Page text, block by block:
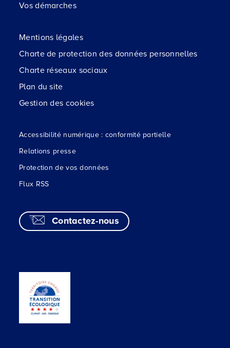
Vos démarches
Mentions légales
Charte de protection des données personnelles
Charte réseaux sociaux
Plan du site
Gestion des cookies
Accessibilité numérique : conformité partielle
Relations presse
Protection de vos données
Flux RSS
Contactez-nous